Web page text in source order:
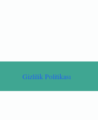
Gizlilik Politikası